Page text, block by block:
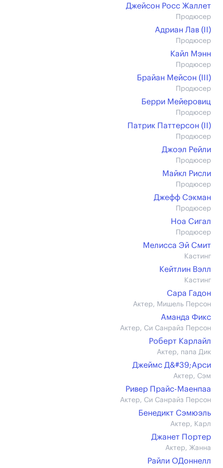
Джейсон Росс Жаллет
Продюсер
Адриан Лав (II)
Продюсер
Кайл Мэнн
Продюсер
Брайан Мейсон (III)
Продюсер
Берри Мейеровиц
Продюсер
Патрик Паттерсон (II)
Продюсер
Джоэл Рейли
Продюсер
Майкл Рисли
Продюсер
Джефф Сэкман
Продюсер
Ноа Сигал
Продюсер
Мелисса Эй Смит
Кастинг
Кейтлин Вэлл
Кастинг
Сара Гадон
Актер, Мишель Персон
Аманда Фикс
Актер, Си Санрайз Персон
Роберт Карлайл
Актер, папа Дик
Джеймс Д&#39;Арси
Актер, Сэм
Ривер Прайс-Маенпаа
Актер, Си Санрайз Персон
Бенедикт Сэмюэль
Актер, Карл
Джанет Портер
Актер, Жанна
Райли ОДоннелл